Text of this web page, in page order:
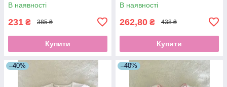
В наявності
231 ₴ 385 ₴
Купити
В наявності
262,80 ₴ 438 ₴
Купити
–40% –40%